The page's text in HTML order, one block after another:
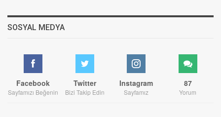
SOSYAL MEDYA
Facebook
Sayfamızı Beğenin
Twitter
Bizi Takip Edin
Instagram
Sayfamız
87
Yorum